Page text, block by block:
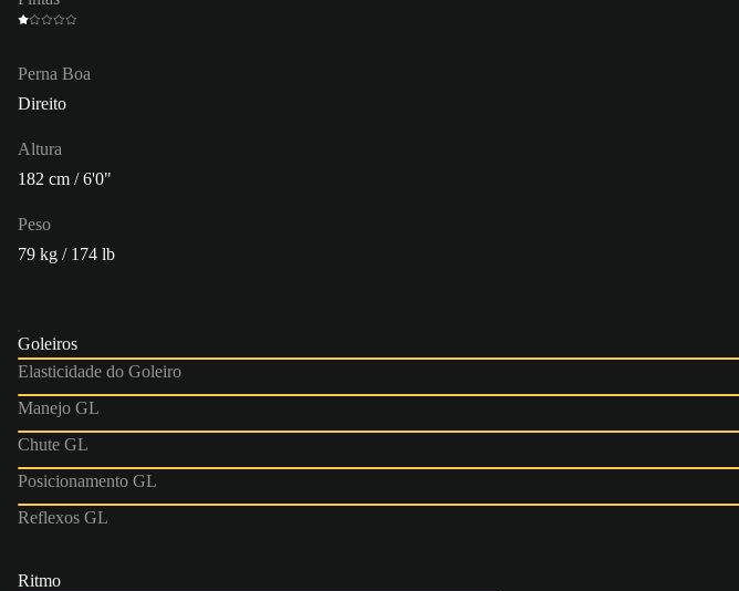
Perna Boa
Direito
Altura
182 cm / 6'0"
Peso
79 kg / 174 lb
Goleiros
Elasticidade do Goleiro
Manejo GL
Chute GL
Posicionamento GL
Reflexos GL
Ritmo